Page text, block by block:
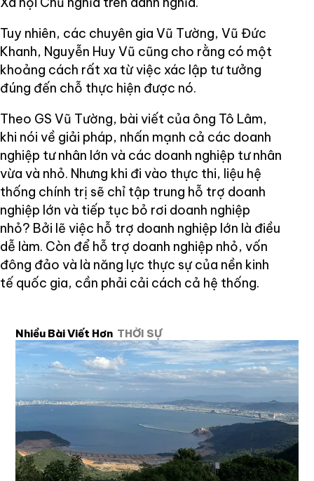
Tuy nhiên, các chuyên gia Vũ Tường, Vũ Đức
Khanh, Nguyễn Huy Vũ cũng cho rằng có một
khoảng cách rất xa từ việc xác lập tư tưởng
đúng đến chỗ thực hiện được nó.
Theo GS Vũ Tường, bài viết của ông Tô Lâm,
khi nói về giải pháp, nhấn mạnh cả các doanh
nghiệp tư nhân lớn và các doanh nghiệp tư nhân
vừa và nhỏ. Nhưng khi đi vào thực thi, liệu hệ
thống chính trị sẽ chỉ tập trung hỗ trợ doanh
nghiệp lớn và tiếp tục bỏ rơi doanh nghiệp
nhỏ? Bởi lẽ việc hỗ trợ doanh nghiệp lớn là điều
dễ làm. Còn để hỗ trợ doanh nghiệp nhỏ, vốn
đông đảo và là năng lực thực sự của nền kinh
tế quốc gia, cần phải cải cách cả hệ thống.
Nhiều Bài Viết Hơn THỜI SỰ